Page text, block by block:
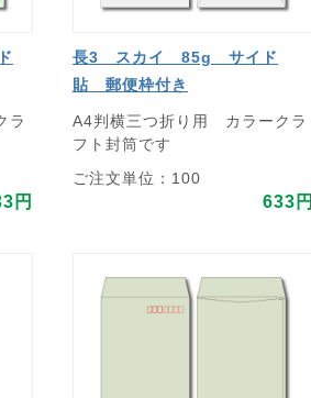
ラ
円
長3 スカイ 85g サイド
貼 郵便枠付き
A4判横三つ折り用 カラークラ
フト封筒です
ご注文単位：100
633円